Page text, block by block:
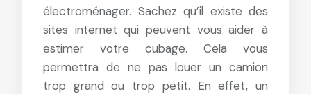
électroménager. Sachez qu’il existe des
sites internet qui peuvent vous aider à
estimer votre cubage. Cela vous
permettra de ne pas louer un camion
trop grand ou trop petit. En effet, un